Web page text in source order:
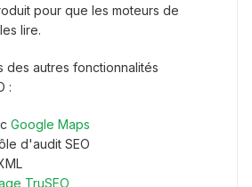
pour que les moteurs de
lire.
des autres fonctionnalités
:
Google Maps
d'audit SEO
TruSEO